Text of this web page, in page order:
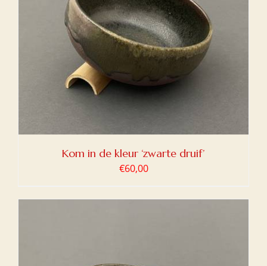
Kom in de kleur ‘zwarte druif’
€60,00